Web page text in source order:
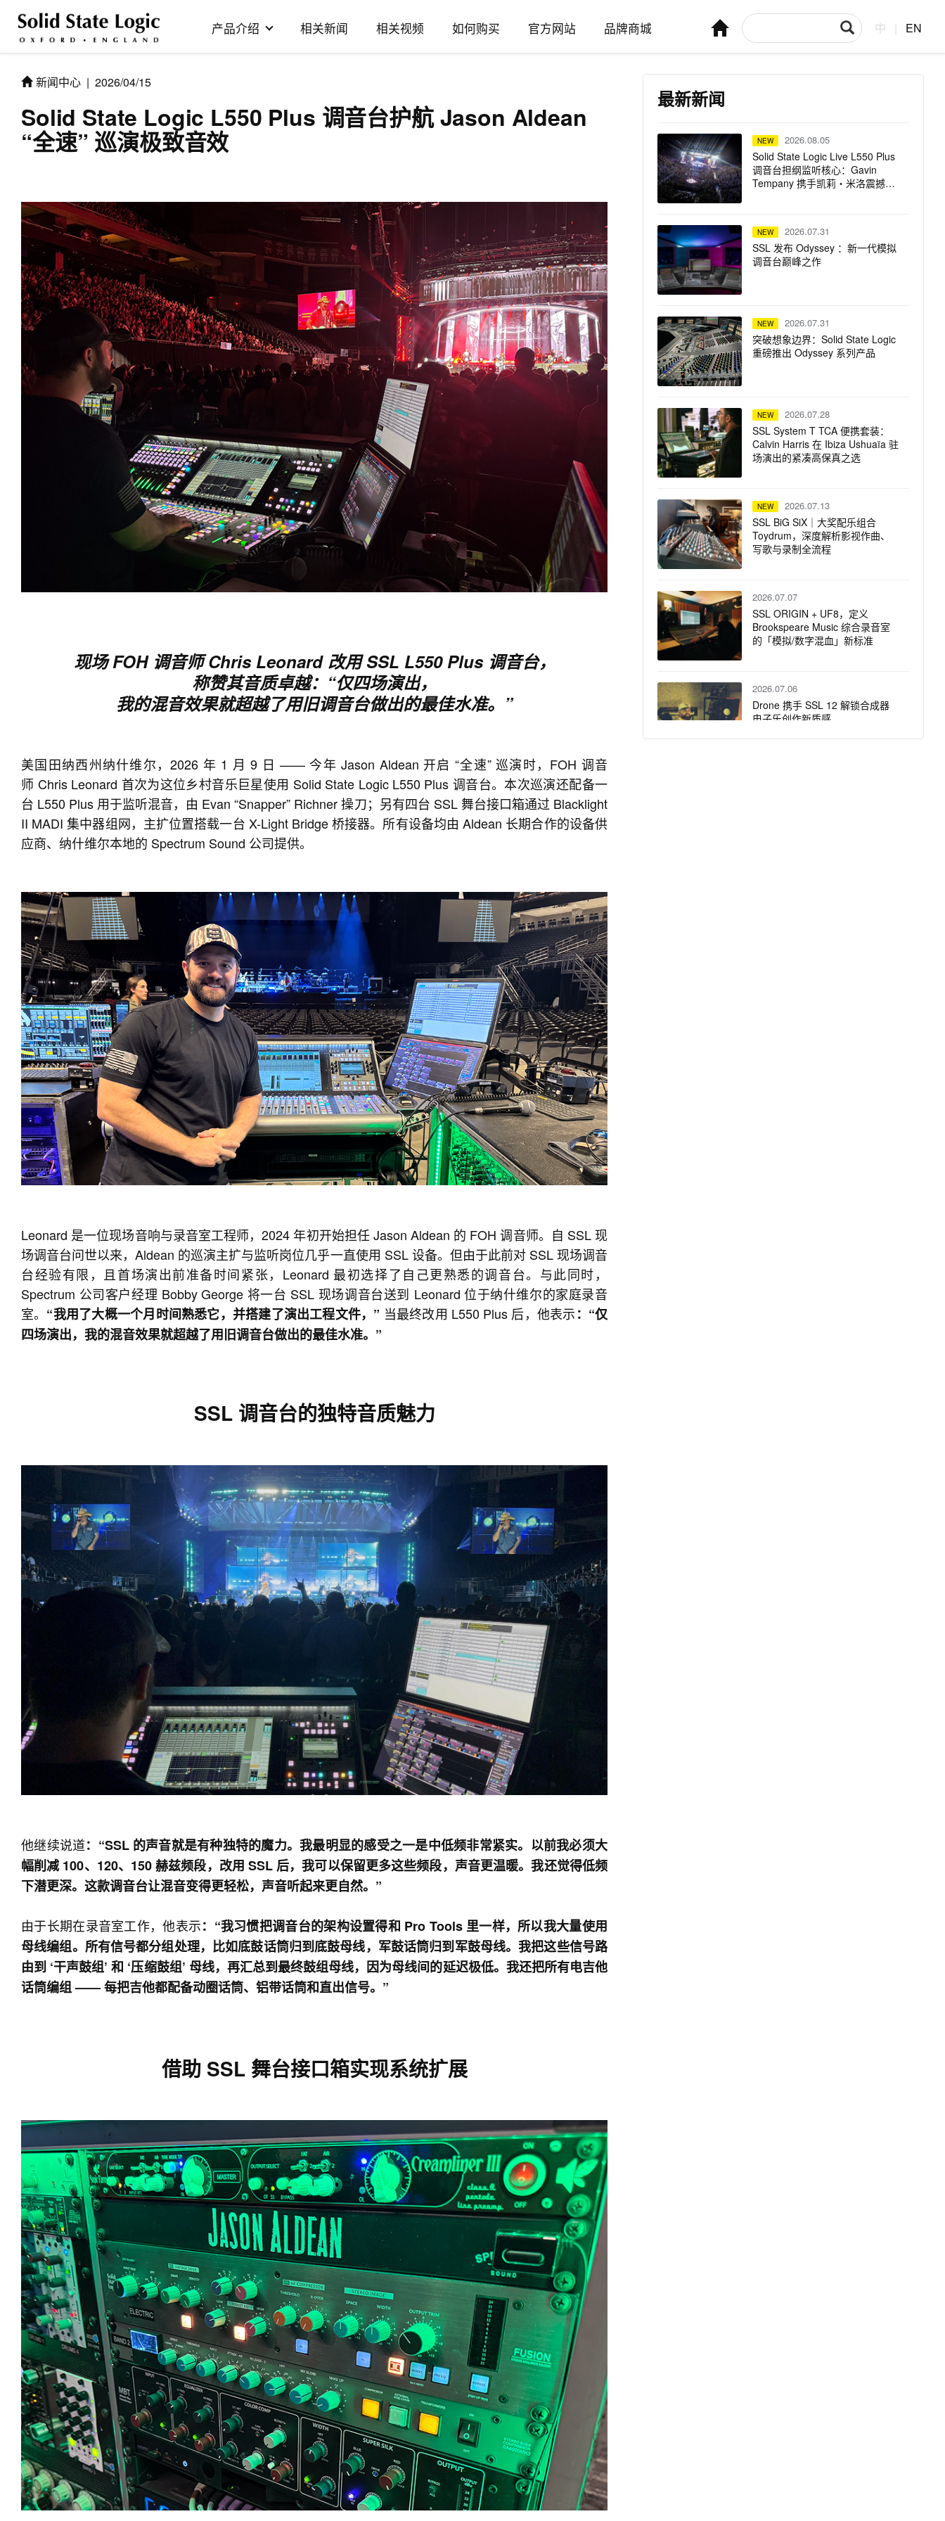
产品介绍 相关新闻 相关视频 如何购买 官方网站 品牌商城 中 EN
新闻中心 | 2026/04/15
Solid State Logic L550 Plus 调音台护航 Jason Aldean
“全速” 巡演极致音效
现场 FOH 调音师 Chris Leonard 改用 SSL L550 Plus 调音台，
称赞其音质卓越：“仅四场演出，
我的混音效果就超越了用旧调音台做出的最佳水准。”
美国田纳西州纳什维尔，2026 年 1 月 9 日 —— 今年 Jason Aldean 开启 “全速” 巡演时，FOH 调音
师 Chris Leonard 首次为这位乡村音乐巨星使用 Solid State Logic L550 Plus 调音台。本次巡演还配备一
台 L550 Plus 用于监听混音，由 Evan “Snapper” Richner 操刀；另有四台 SSL 舞台接口箱通过 Blacklight
II MADI 集中器组网，主扩位置搭载一台 X-Light Bridge 桥接器。所有设备均由 Aldean 长期合作的设备供
应商、纳什维尔本地的 Spectrum Sound 公司提供。
Leonard 是一位现场音响与录音室工程师，2024 年初开始担任 Jason Aldean 的 FOH 调音师。自 SSL 现
场调音台问世以来，Aldean 的巡演主扩与监听岗位几乎一直使用 SSL 设备。但由于此前对 SSL 现场调音
台经验有限，且首场演出前准备时间紧张，Leonard 最初选择了自己更熟悉的调音台。与此同时，
Spectrum 公司客户经理 Bobby George 将一台 SSL 现场调音台送到 Leonard 位于纳什维尔的家庭录音
室。 “我用了大概一个月时间熟悉它，并搭建了演出工程文件，” 当最终改用 L550 Plus 后，他表示：“仅
四场演出，我的混音效果就超越了用旧调音台做出的最佳水准。”
SSL 调音台的独特音质魅力
他继续说道：“SSL 的声音就是有种独特的魔力。我最明显的感受之一是中低频非常紧实。以前我必须大
幅削减 100、120、150 赫兹频段，改用 SSL 后，我可以保留更多这些频段，声音更温暖。我还觉得低频
下潜更深。这款调音台让混音变得更轻松，声音听起来更自然。”
由于长期在录音室工作，他表示：“我习惯把调音台的架构设置得和 Pro Tools 里一样，所以我大量使用
母线编组。所有信号都分组处理，比如底鼓话筒归到底鼓母线，军鼓话筒归到军鼓母线。我把这些信号路
由到 ‘干声鼓组’ 和 ‘压缩鼓组’ 母线，再汇总到最终鼓组母线，因为母线间的延迟极低。我还把所有电吉他
话筒编组 —— 每把吉他都配备动圈话筒、铝带话筒和直出信号。”
借助 SSL 舞台接口箱实现系统扩展
最新新闻
NEW 2026.08.05
Solid State Logic Live L550 Plus
调音台担纲监听核心：Gavin
Tempany 携手凯莉・米洛震撼巡
NEW 2026.07.31
SSL 发布 Odyssey ：新一代模拟
调音台巅峰之作
NEW 2026.07.31
突破想象边界：Solid State Logic
重磅推出 Odyssey 系列产品
NEW 2026.07.28
SSL System T TCA 便携套装：
Calvin Harris 在 Ibiza Ushuaïa 驻
场演出的紧凑高保真之选
NEW 2026.07.13
SSL BiG SiX｜大奖配乐组合
Toydrum，深度解析影视作曲、
写歌与录制全流程
2026.07.07
SSL ORIGIN + UF8，定义
Brookspeare Music 综合录音室
的「模拟/数字混血」新标准
2026.07.06
Drone 携手 SSL 12 解锁合成器
电子乐创作新质感